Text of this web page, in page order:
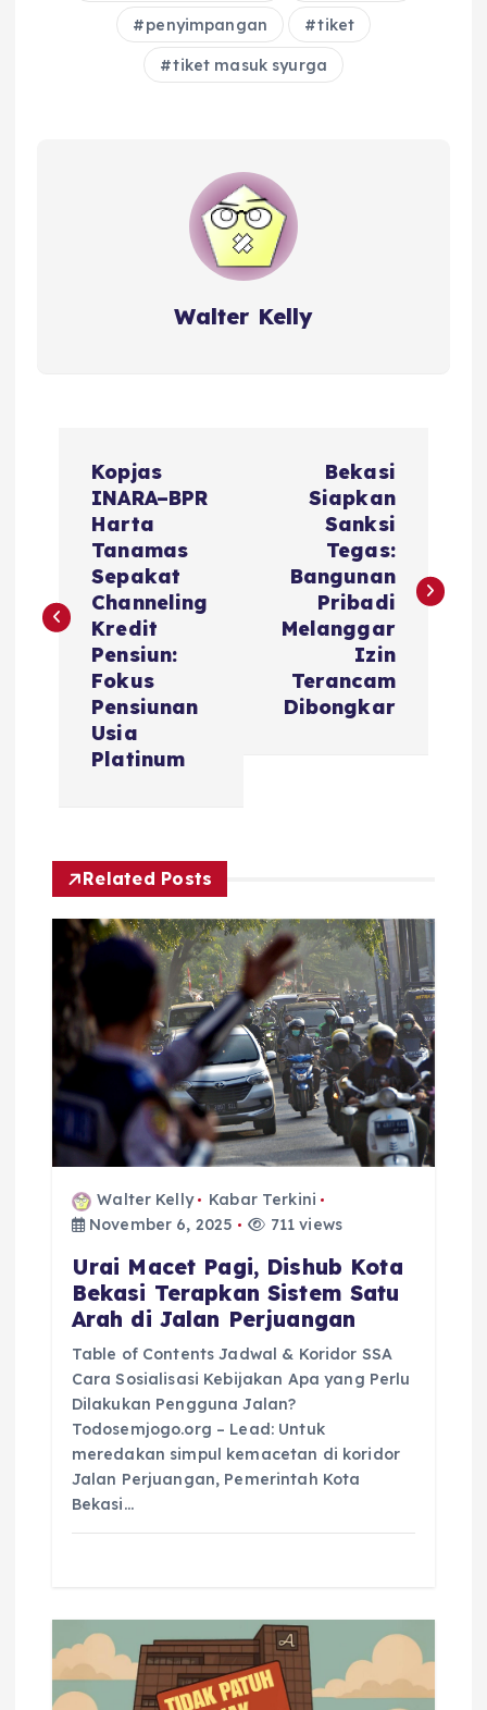
penyimpangan tiket
tiket masuk syurga
Walter Kelly
t
g
a
t
o
n
Kopjas
INARA–BPR
Harta
Tanamas
Sepakat
Channeling
Kredit
Pensiun:
Fokus
Pensiunan
Usia
Platinum
Bekasi
Siapkan
Sanksi
Tegas:
Bangunan
Pribadi
Melanggar
Izin
Terancam
Dibongkar
Related Posts
Walter Kelly
Kabar Terkini
November 6, 2025
711 views
Urai Macet Pagi, Dishub Kota
Bekasi Terapkan Sistem Satu
Arah di Jalan Perjuangan
Table of Contents Jadwal & Koridor SSA
Cara Sosialisasi Kebijakan Apa yang Perlu
Dilakukan Pengguna Jalan?
Todosemjogo.org – Lead: Untuk
meredakan simpul kemacetan di koridor
Jalan Perjuangan, Pemerintah Kota
Bekasi…